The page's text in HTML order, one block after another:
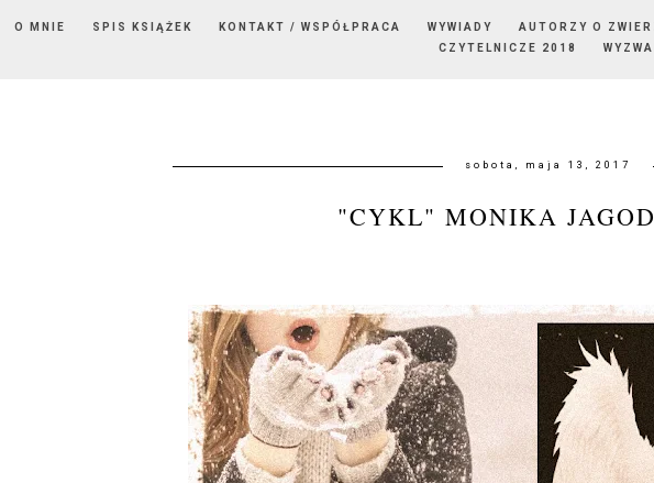
O MNIE SPIS KSIĄŻEK KONTAKT / WSPÓŁPRACA WYWIADY AUTORZY O
CZYTELNICZE 2018
sobota, maja 13, 2017
"CYKL" MONIKA